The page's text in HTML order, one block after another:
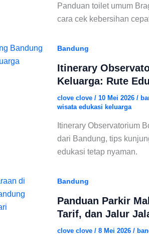
Panduan toilet umum
cara cek kebersihan
Bandung
Itinerary
Keluarga: Rute
clove clove / 10 Mei 2026 /
wisata edukasi keluarga
Itinerary Observatorium
dari Bandung, tips
edukasi tetap nyaman.
Bandung
Panduan Parkir
Tarif, dan Jalur
clove clove / 8 Mei 2026 /